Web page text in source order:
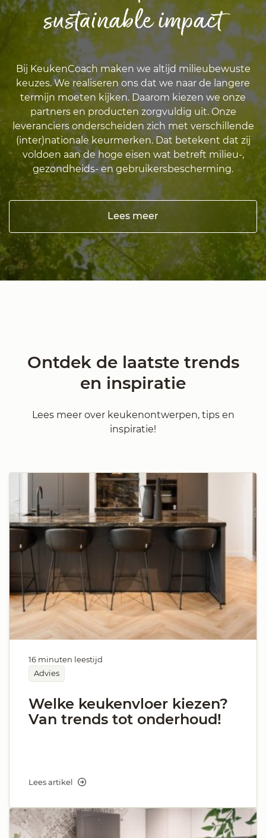
sustainable impact
Bij KeukenCoach maken we altijd milieubewuste
keuzes. We realiseren ons dat we naar de langere
termijn moeten kijken. Daarom kiezen we onze
partners en producten zorgvuldig uit. Onze
leveranciers onderscheiden zich met verschillende
(inter)nationale keurmerken. Dat betekent dat zij
voldoen aan de hoge eisen wat betreft milieu-,
gezondheids- en gebruikersbescherming.
Lees meer
Ontdek de laatste trends
en inspiratie
Lees meer over keukenontwerpen, tips en
inspiratie!
Advies
16 minuten leestijd
Welke keukenvloer kiezen?
Van trends tot onderhoud!
Lees artikel